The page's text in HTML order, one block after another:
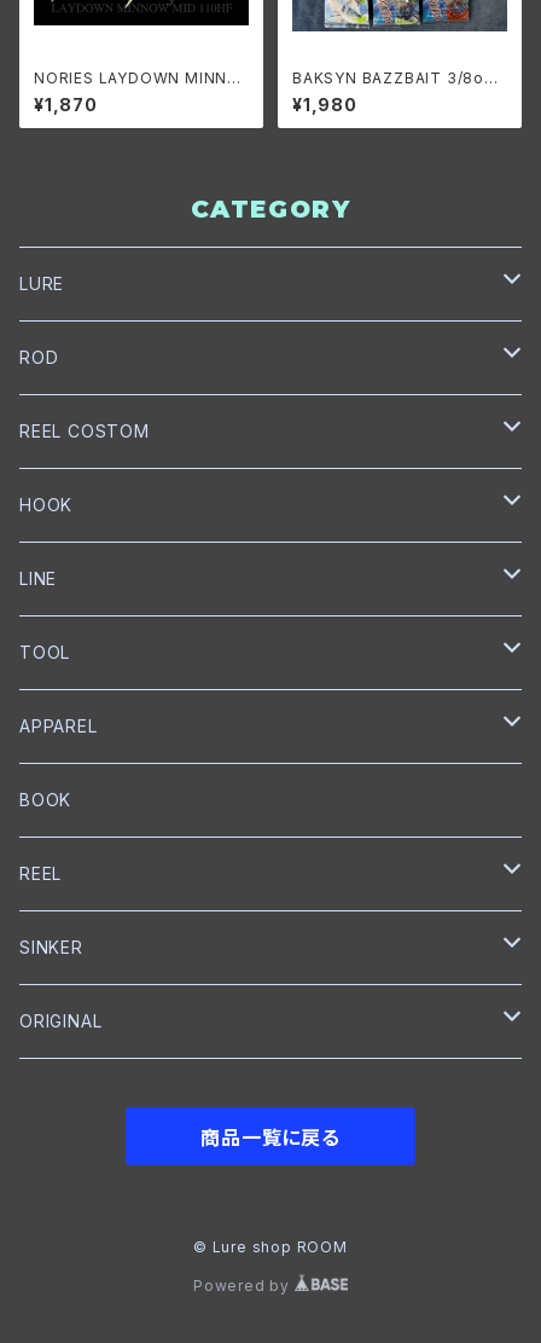
NORIES LAYDOWN MINNO
W MID HF/ノリーズ レイダウン
ミノー ミッド ハイフロート
¥1,870
BAKSYN BAZZBAIT 3/8oz.
DIAVOLO/バクシン バズベイト
3/8oz. ディアヴロ
¥1,980
CATEGORY
LURE
NORIES
トップウォーター
クランクベイト
ワーム
プロップベイト
シャッド
フットボールジグ
mibro
クランクベイト
NISHINE LURE WORKS
ミノー
リップレスクランク
BUMBLEBEE CUSTOM LURES
チャターベイト
Megabass
クランクベイト
ミノー
KEITECH
ブレードジグ
ワーム
EverGreen
クランクベイト
ワーム
BOTTOMUP
クランクベイト
ワイヤーベイト
DSTYLE
ワーム
reins
ジョイントベイト
GRASS ROOTS
ROD
NORIES
スピニングロッド
ベイトロッド
SLANG
スピニングロッド
GRASS ROOTS
ベイトキャスティングロッド
Out≒Law
ベイトキャスティング
DESIGNO
LEBEN
Back BOSS
REEL COSTOM
GOLD Works
匠ベアリング
匠ブッシュ
GLITCH
グリス
オイル
mibro
ハンドルノブ
ハンドル
SHIMANO
グリス
HOOK
BKK
トレブルフック
シングルフック
ICHIKAWA FISHING
トレブルフック
RYUGI
トレブルフック
シングルフック
がまかつ
トレブルフック
LINE
SEAGUAR
フロロカーボン
PE
SOLAROAM
フロロカーボン
ナイロン
DUEL
フロロカーボン
VARIVAS
ライン
ナイロン
TOOL
belmont
スプリットリングプライヤー
KS Craft
メジャー
タンブラー
Backboss
フィッシュグリップ
APPAREL
RAPALA
CAP
clef
CAP
SMITH
Tシャツ
NORIES
BOOK
REEL
SHIMANO
ベイトリール
ABU Garcia
SINKER
reins
フットボールヘッド
ORIGINAL
商品一覧に戻る
© Lure shop ROOM
Powered by